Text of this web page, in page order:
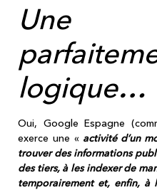
Une
logique…
Oui, Google Espagne
exerce une « activité d’un
trouver des informations
des tiers, à les indexer de
temporairement et, enfin,